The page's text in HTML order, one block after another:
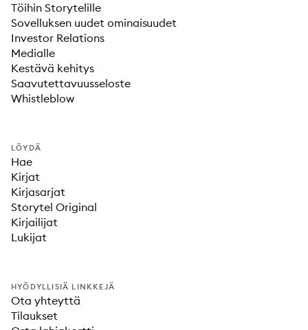
Töihin Storytelille
Sovelluksen uudet ominaisuudet
Investor Relations
Medialle
Kestävä kehitys
Saavutettavuusseloste
Whistleblow
LÖYDÄ
Hae
Kirjat
Kirjasarjat
Storytel Original
Kirjailijat
Lukijat
HYÖDYLLISIÄ LINKKEJÄ
Ota yhteyttä
Tilaukset